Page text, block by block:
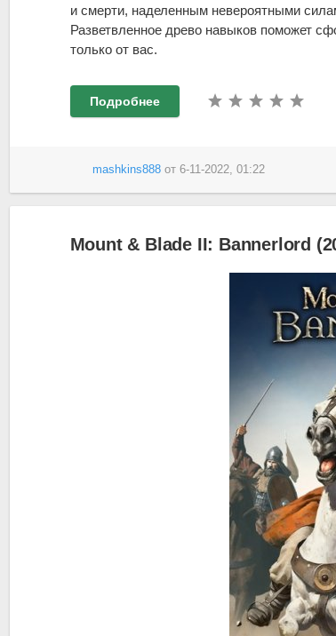
и смерти, наделенным невероятными
Разветвленное древо навыков поможет
только от вас.
Подробнее
mashkins888от 6-11-2022, 01:22
Mount & Blade II: Bannerlord